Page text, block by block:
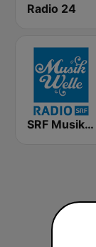
Radio 24
SRF Musikwelle